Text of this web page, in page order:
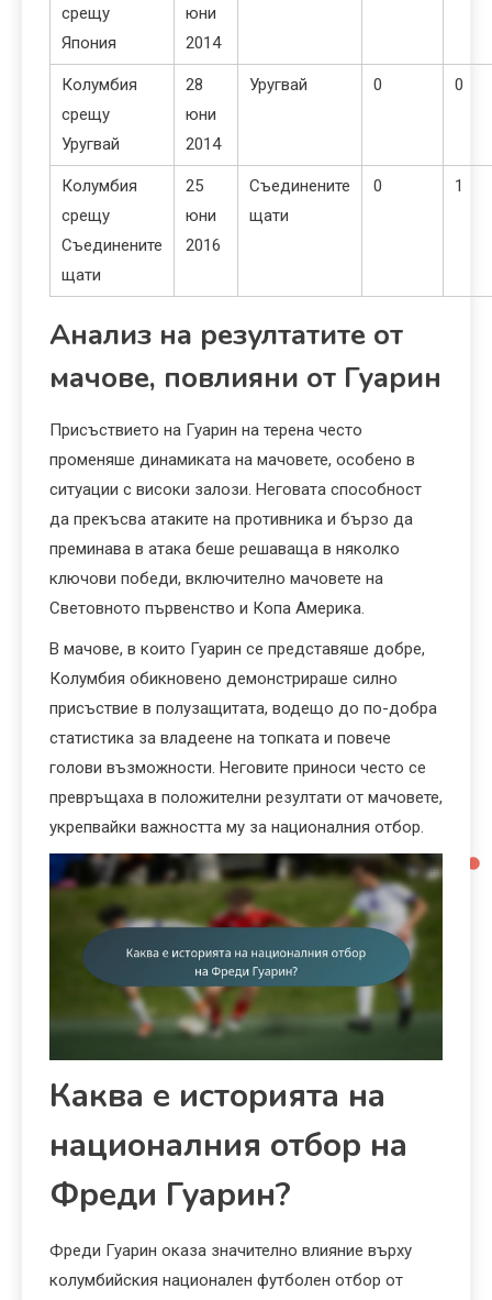
срещу
Япония
юни
2014
Колумбия
срещу
Уругвай
28
юни
2014
Уругвай 0 0
Колумбия
срещу
Съединените
щати
25
юни
2016
Съединените
щати
0 1
Анализ на резултатите от
мачове, повлияни от Гуарин
Присъствието на Гуарин на терена често
променяше динамиката на мачовете, особено в
ситуации с високи залози. Неговата способност
да прекъсва атаките на противника и бързо да
преминава в атака беше решаваща в няколко
ключови победи, включително мачовете на
Световното първенство и Копа Америка.
В мачове, в които Гуарин се представяше добре,
Колумбия обикновено демонстрираше силно
присъствие в полузащитата, водещо до по-добра
статистика за владеене на топката и повече
голови възможности. Неговите приноси често се
превръщаха в положителни резултати от мачовете,
укрепвайки важността му за националния отбор.
Каква е историята на
националния отбор на
Фреди Гуарин?
Фреди Гуарин оказа значително влияние върху
колумбийския национален футболен отбор от